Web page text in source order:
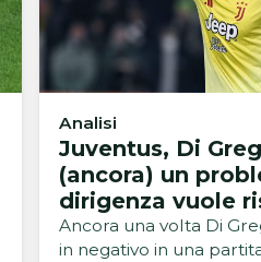
Analisi
Juventus, Di
(ancora) un
dirigenza vuole
Ancora una volta Di
in negativo in una